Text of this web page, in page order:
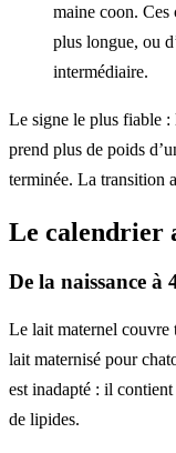
maine coon. Ces
plus longue, ou
intermédiaire.
Le signe le plus fiable :
prend plus de poids
terminée. La transition
Le calendrier
De la naissance à
Le lait maternel couvre
lait maternisé pour
est inadapté : il
de lipides.